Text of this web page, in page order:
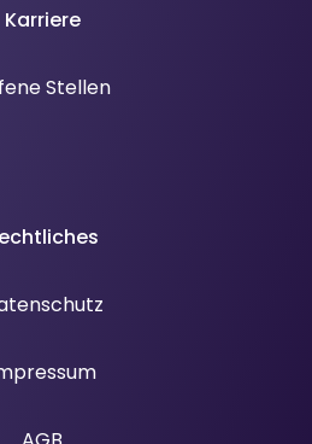
Karriere
Stellen